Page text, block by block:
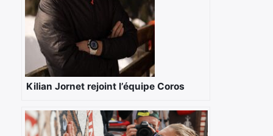
Kilian Jornet rejoint l’équipe Coros